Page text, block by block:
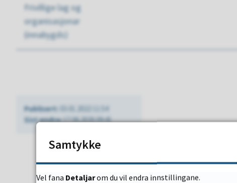
Frivillige lag og
organisasjonar
(innabygds)
Publisert
03.01.2022 11:54
Sist endra 17.06.2026 09:41
Fann du det du
Samtykke
Vel fana Detaljarom du vil endra innstillingane.